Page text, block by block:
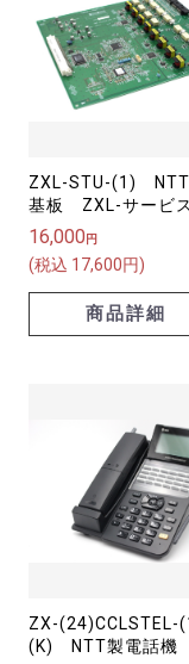
ZXL-STU-(1)
基板 ZXL-サービ
ンクユニット
古】
16,000 円
(税込 17,600円)
商品詳細
ZX-(24)CCLSTEL-
(K) NTT製電話